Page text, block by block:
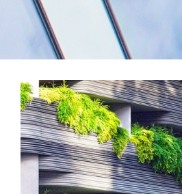
ΕΦΑΡΜΟΓΕΣ
ΕΝΔΕΙΚΤΙΚΑ ΕΡΓΑ
ΠΡΟΙΟΝΤΑ
ΝΕΑ
MEDIA
ΦΥΛΛΑΔΙΑ